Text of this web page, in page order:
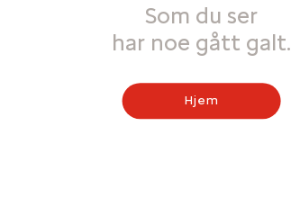
Som du ser
har noe gått galt.
Hjem